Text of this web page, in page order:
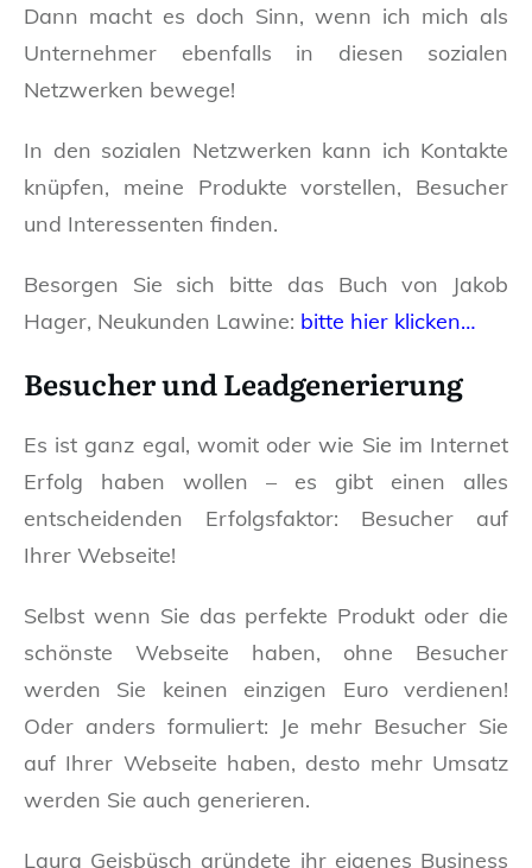
Dann macht es doch Sinn, wenn ich mich als
Unternehmer ebenfalls in diesen sozialen
Netzwerken bewege!
In den sozialen Netzwerken kann ich Kontakte
knüpfen, meine Produkte vorstellen, Besucher
und Interessenten finden.
Besorgen Sie sich bitte das Buch von Jakob
Hager, Neukunden Lawine: bitte hier klicken…
Besucher und Leadgenerierung
Es ist ganz egal, womit oder wie Sie im Internet
Erfolg haben wollen – es gibt einen alles
entscheidenden Erfolgsfaktor: Besucher auf
Ihrer Webseite!
Selbst wenn Sie das perfekte Produkt oder die
schönste Webseite haben, ohne Besucher
werden Sie keinen einzigen Euro verdienen!
Oder anders formuliert: Je mehr Besucher Sie
auf Ihrer Webseite haben, desto mehr Umsatz
werden Sie auch generieren.
Laura Geisbüsch gründete ihr eigenes Business